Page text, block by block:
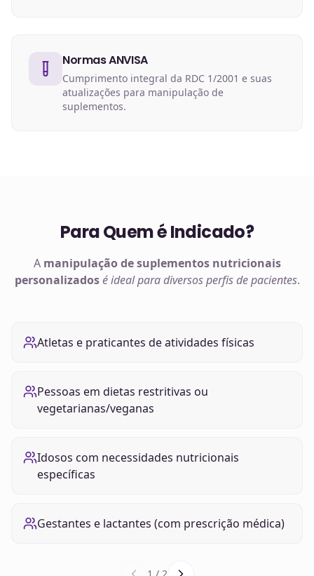
Normas ANVISA
Cumprimento integral da RDC 1/2001 e suas
atualizações para manipulação de
suplementos.
Para Quem é Indicado?
A manipulação desuplementos nutricionais
personalizados é ideal para diversos perfis de pacientes.
Atletas e praticantes de atividades físicas
Pessoas em dietas restritivas ou
vegetarianas/veganas
Idosos com necessidades nutricionais
específicas
Gestantes e lactantes (com prescrição médica)